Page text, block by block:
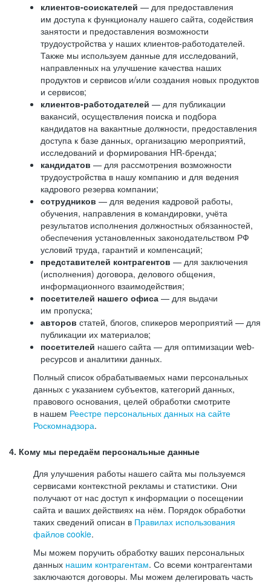
клиентов-соискателей — для предоставления
им доступа к функционалу нашего сайта, содействия
занятости и предоставления возможности
трудоустройства у наших клиентов-работодателей.
Также мы используем данные для исследований,
направленных на улучшение качества наших
продуктов и сервисов и/или создания новых продуктов
и сервисов;
клиентов-работодателей — для публикации
вакансий, осуществления поиска и подбора
кандидатов на вакантные должности, предоставления
доступа к базе данных, организацию мероприятий,
исследований и формирования HR-бренда;
кандидатов — для рассмотрения возможности
трудоустройства в нашу компанию и для ведения
кадрового резерва компании;
сотрудников — для ведения кадровой работы,
обучения, направления в командировки, учёта
результатов исполнения должностных обязанностей,
обеспечения установленных законодательством РФ
условий труда, гарантий и компенсаций;
представителей контрагентов — для заключения
(исполнения) договора, делового общения,
информационного взаимодействия;
посетителей нашего офиса — для выдачи
им пропуска;
авторов статей, блогов, спикеров мероприятий — для
публикации их материалов;
посетителей нашего сайта — для оптимизации web-
ресурсов и аналитики данных.
Полный список обрабатываемых нами персональных
данных с указанием субъектов, категорий данных,
правового основания, целей обработки смотрите
в нашем Реестре персональных данных на сайте
Роскомнадзора.
4. Кому мы передаём персональные данные
Для улучшения работы нашего сайта мы пользуемся
сервисами контекстной рекламы и статистики. Они
получают от нас доступ к информации о посещении
сайта и ваших действиях на нём. Порядок обработки
таких сведений описан в Правилах использования
файлов cookie.
Мы можем поручить обработку ваших персональных
данных нашим контрагентам. Со всеми контрагентами
заключаются договоры. Мы можем делегировать часть